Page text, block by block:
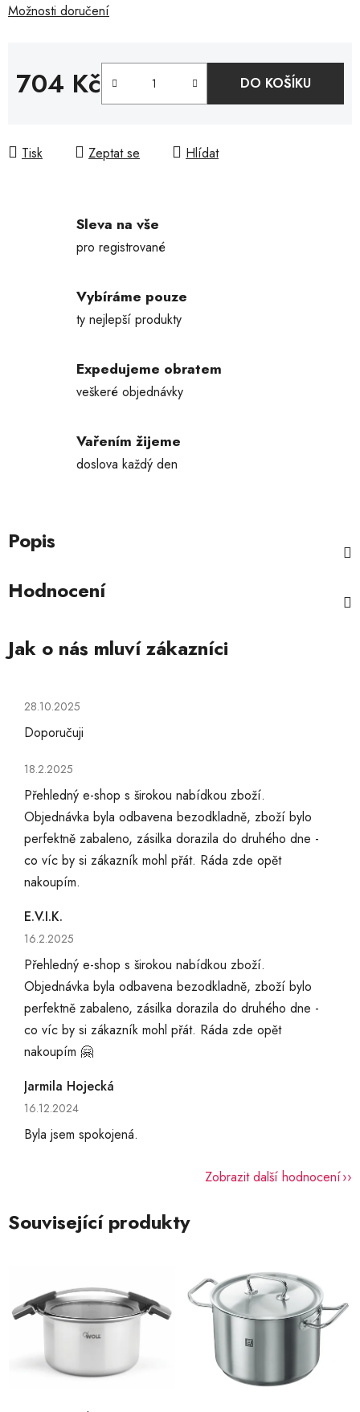
Možnosti doručení
704 Kč DO KOŠÍKU
Tisk Zeptat se Hlídat
Sleva na vše
pro registrované
Vybíráme pouze
ty nejlepší produkty
Expedujeme obratem
veškeré objednávky
Vařením žijeme
doslova každý den
Popis
Hodnocení
Hodnocení obchodu je 5 z 5 hvězdiček.
28.10.2025
Doporučuji
Hodnocení obchodu je 5 z 5 hvězdiček.
18.2.2025
Přehledný e-shop s širokou nabídkou zboží.
Objednávka byla odbavena bezodkladně, zboží bylo
perfektně zabaleno, zásilka dorazila do druhého dne -
co víc by si zákazník mohl přát. Ráda zde opět
nakoupím.
E.V.I.K.
Hodnocení obchodu je 5 z 5 hvězdiček.
16.2.2025
Přehledný e-shop s širokou nabídkou zboží.
Objednávka byla odbavena bezodkladně, zboží bylo
perfektně zabaleno, zásilka dorazila do druhého dne -
co víc by si zákazník mohl přát. Ráda zde opět
nakoupím 🤗
Jarmila Hojecká
Hodnocení obchodu je 5 z 5 hvězdiček.
16.12.2024
Byla jsem spokojená.
Zobrazit další hodnocení
Související produkty